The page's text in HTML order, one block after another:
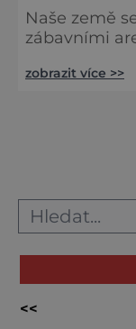
Naše země
zábavními
je i Šiklův
řadě
zobrazit více >>
<<